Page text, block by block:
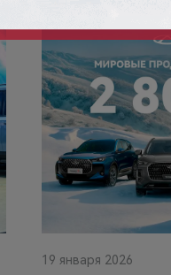
19 января 2026